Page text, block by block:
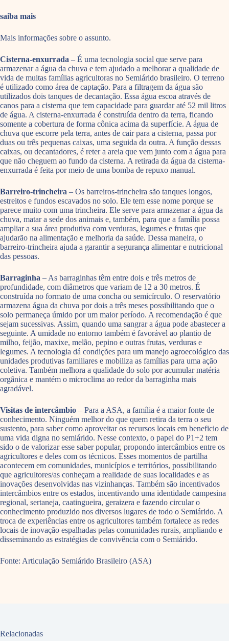
saiba mais
Mais informações sobre o assunto.
Cisterna-enxurrada – É uma tecnologia social que serve para
armazenar a água da chuva e tem ajudado a melhorar a qualidade de
vida de muitas famílias agricultoras no Semiárido brasileiro. O terreno
é utilizado como área de captação. Para a filtragem da água são
utilizados dois tanques de decantação. Essa água escoa através de
canos para a cisterna que tem capacidade para guardar até 52 mil litros
de água. A cisterna-enxurrada é construída dentro da terra, ficando
somente a cobertura de forma cônica acima da superfície. A água de
chuva que escorre pela terra, antes de cair para a cisterna, passa por
duas ou três pequenas caixas, uma seguida da outra. A função dessas
caixas, ou decantadores, é reter a areia que vem junto com a água para
que não cheguem ao fundo da cisterna. A retirada da água da cisterna-
enxurrada é feita por meio de uma bomba de repuxo manual.
Barreiro-trincheira – Os barreiros-trincheira são tanques longos,
estreitos e fundos escavados no solo. Ele tem esse nome porque se
parece muito com uma trincheira. Ele serve para armazenar a água da
chuva, matar a sede dos animais e, também, para que a família possa
ampliar a sua área produtiva com verduras, legumes e frutas que
ajudarão na alimentação e melhoria da saúde. Dessa maneira, o
barreiro-trincheira ajuda a garantir a segurança alimentar e nutricional
das pessoas.
Barraginha – As barraginhas têm entre dois e três metros de
profundidade, com diâmetros que variam de 12 a 30 metros. É
construída no formato de uma concha ou semicírculo. O reservatório
armazena água da chuva por dois a três meses possibilitando que o
solo permaneça úmido por um maior período. A recomendação é que
sejam sucessivas. Assim, quando uma sangrar a água pode abastecer a
seguinte. A umidade no entorno também é favorável ao plantio de
milho, feijão, maxixe, melão, pepino e outras frutas, verduras e
legumes. A tecnologia dá condições para um manejo agroecológico das
unidades produtivas familiares e mobiliza as famílias para uma ação
coletiva. Também melhora a qualidade do solo por acumular matéria
orgânica e mantém o microclima ao redor da barraginha mais
agradável.
Visitas de intercâmbio – Para a ASA, a família é a maior fonte de
conhecimento. Ninguém melhor do que quem retira da terra o seu
sustento, para saber como aproveitar os recursos locais em beneficio de
uma vida digna no semiárido. Nesse contexto, o papel do P1+2 tem
sido o de valorizar esse saber popular, propondo intercâmbios entre os
agricultores e deles com os técnicos. Esses momentos de partilha
acontecem em comunidades, municípios e territórios, possibilitando
que agricultores/as conheçam a realidade de suas localidades e as
inovações desenvolvidas nas vizinhanças. Também são incentivados
intercâmbios entre os estados, incentivando uma identidade campesina
regional, sertaneja, caatingueira, geraizera e fazendo circular o
conhecimento produzido nos diversos lugares de todo o Semiárido. A
troca de experiências entre os agricultores também fortalece as redes
locais de inovação espalhadas pelas comunidades rurais, ampliando e
disseminando as estratégias de convivência com o Semiárido.
Fonte: Articulação Semiárido Brasileiro (ASA)
Relacionadas